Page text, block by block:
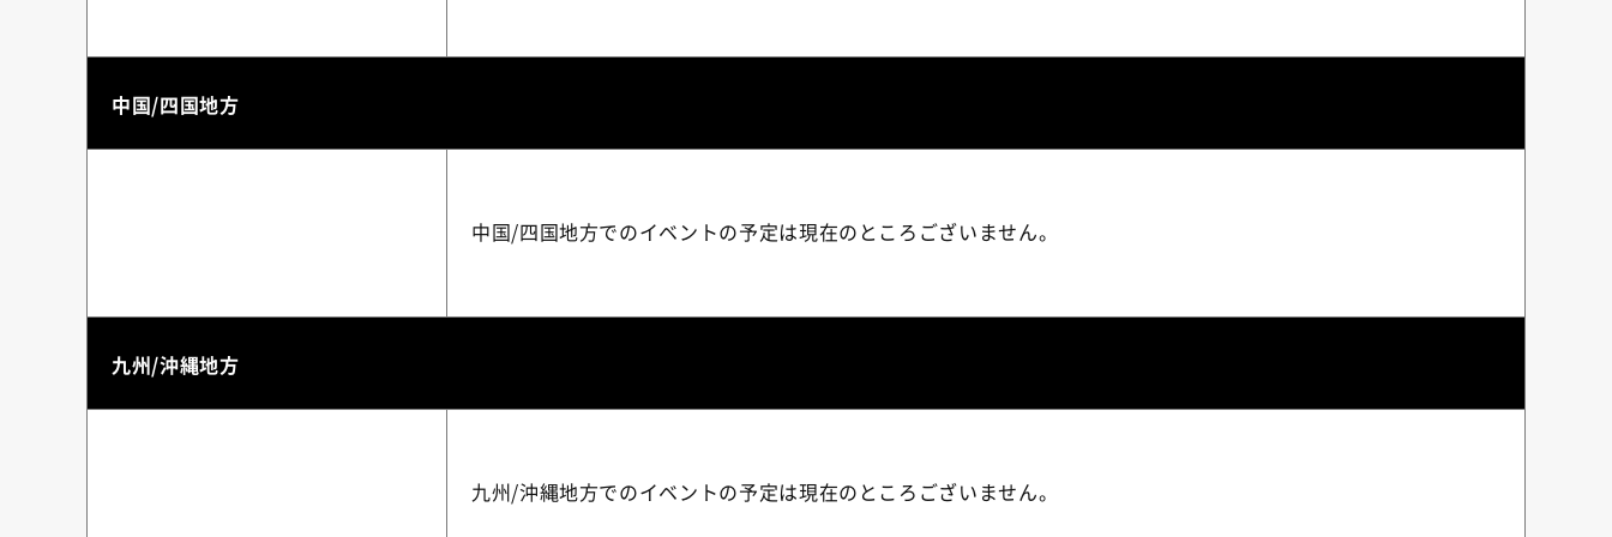
中国/四国地方
中国/四国地方でのイベントの予定は現在のところございません。
九州/沖縄地方
九州/沖縄地方でのイベントの予定は現在のところございません。